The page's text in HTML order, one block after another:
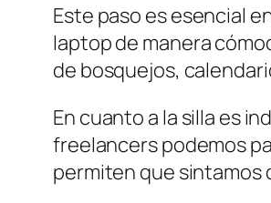
Este paso es esencial
laptop de manera
de bosquejos,
En cuanto a la silla es
freelancers podemos
permiten que sintamos